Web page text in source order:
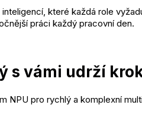
které každá role
práci každý pracovní den.
s vámi udrží
NPU pro rychlý a komplexní